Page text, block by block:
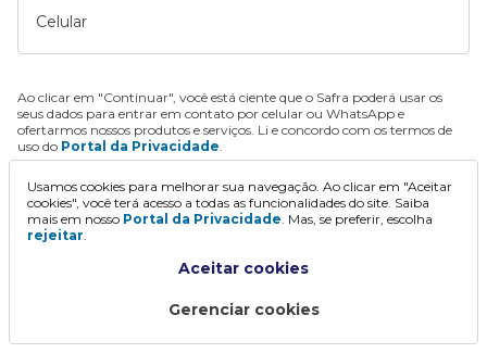
Celular
Ao clicar em "Continuar", você está ciente que o Safra poderá usar os
seus dados para entrar em contato por celular ou WhatsApp e
ofertarmos nossos produtos e serviços. Li e concordo com os termos de
uso do Portal da Privacidade.
Continuar
Usamos cookies para melhorar sua navegação. Ao clicar em "Aceitar
cookies", você terá acesso a todas as funcionalidades do site. Saiba
mais em nosso Portal da Privacidade. Mas, se preferir, escolha
rejeitar.
Aceitar cookies
Gerenciar cookies